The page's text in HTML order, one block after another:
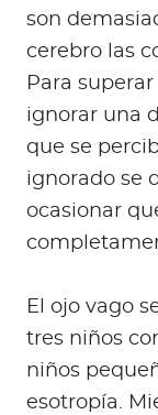
son
cerebro las
Para
ignorar una
que se
ignorado se
ocasionar
El ojo vago
tres niños
niños
esotropía.